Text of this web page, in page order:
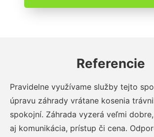
Referencie
Pravidelne využívame služby tejto
úpravu záhrady vrátane kosenia
spokojní. Záhrada vyzerá veľmi
aj komunikácia, prístup či cena.